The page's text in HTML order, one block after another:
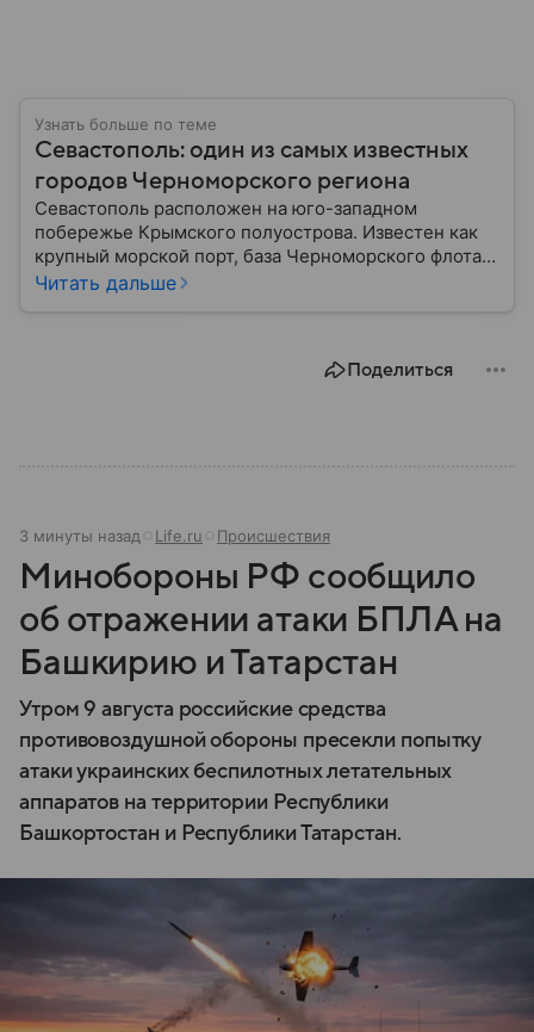
Узнать больше по теме
Севастополь: один из самых известных
городов Черноморского региона
Севастополь расположен на юго-западном
побережье Крымского полуострова. Известен как
крупный морской порт, база Черноморского флота и
город с богатой военной историей, сыгравший
Читать дальше
Поделиться
3 минуты назад Life.ru Происшествия
Минобороны РФ сообщило
об отражении атаки БПЛА на
Башкирию и Татарстан
Утром 9 августа российские средства
противовоздушной обороны пресекли попытку
атаки украинских беспилотных летательных
аппаратов на территории Республики
Башкортостан и Республики Татарстан.